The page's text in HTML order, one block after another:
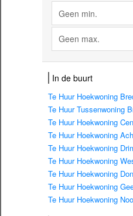
Geen min.
Geen max.
In de buurt
Te Huur Hoekwoning
Te Huur Tussenwoning
Te Huur Hoekwoning
Te Huur Hoekwoning
Te Huur Hoekwoning
Te Huur Hoekwoning
Te Huur Hoekwoning
Te Huur Hoekwoning
Te Huur Hoekwoning